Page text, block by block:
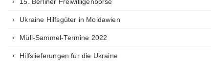
15. Berliner Freiwilligenbörse
Ukraine Hilfsgüter in Moldawien
Müll-Sammel-Termine 2022
Hilfslieferungen für die Ukraine